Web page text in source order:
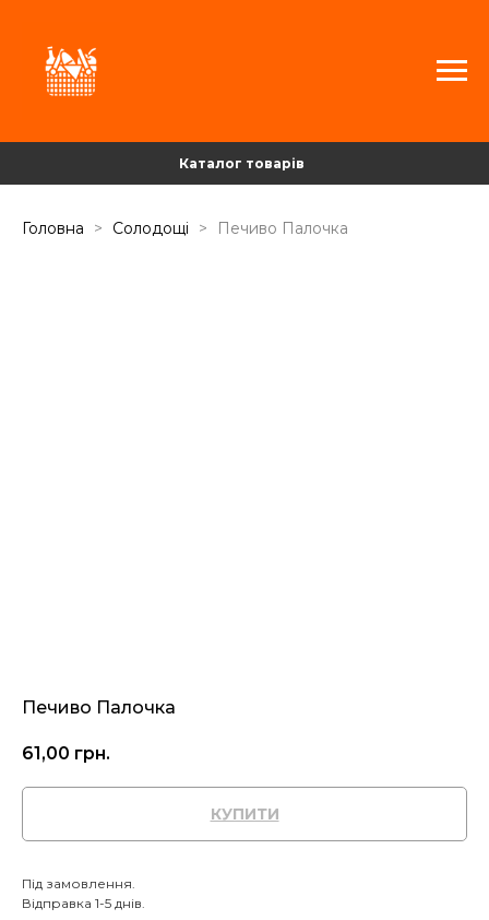
Каталог товарів
Головна Солодощі Печиво Палочка
Печиво Палочка
61,00 грн.
КУПИТИ
Під замовлення.
Відправка 1-5 днів.